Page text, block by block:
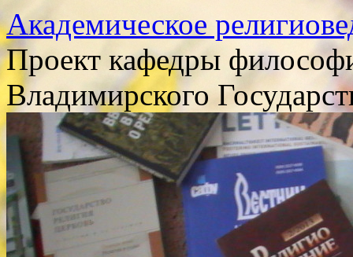
Академическое
Проект кафедры
Владимирского